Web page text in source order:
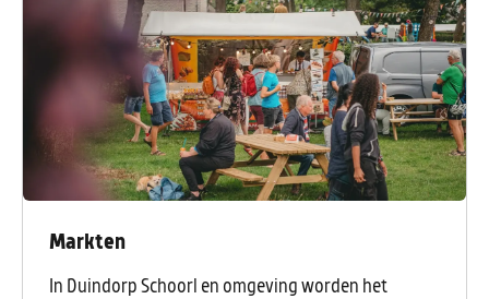
Markten
In Duindorp Schoorl en omgeving worden het